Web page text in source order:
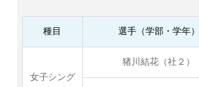
種目 選手（学部・学年）
女子シング
猪川結花（社２）